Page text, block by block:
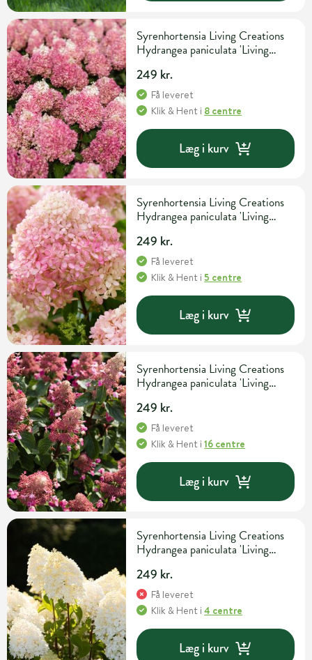
Syrenhortensia Living Creations
Hydrangea paniculata 'Living
249 kr.
Få leveret
Klik & Hent i 8 centre
Læg i kurv
Syrenhortensia Living Creations
Hydrangea paniculata 'Living
249 kr.
Få leveret
Klik & Hent i5 centre
Læg i kurv
Syrenhortensia Living Creations
Hydrangea paniculata 'Living
249 kr.
Få leveret
Klik & Hent i16 centre
Læg i kurv
Syrenhortensia Living Creations
Hydrangea paniculata 'Living
249 kr.
Få leveret
Klik & Hent i4 centre
Læg i kurv